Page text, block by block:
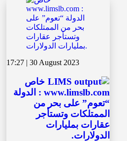
17:27 | 30 August 2023
خاص
www.limslb.com : الدولة
“تعوم” على بحر من
الممتلكات وتستأجر
عقارات بمليارات
الدولارات.